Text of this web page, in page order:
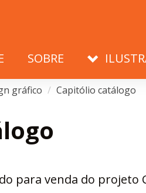
SOBRE
gráfico Capitólio catálogo
para venda do projeto